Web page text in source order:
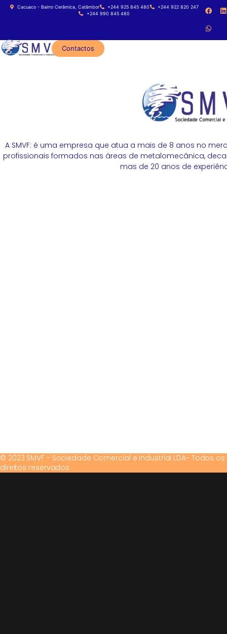
Cacuaco - Bairro Cerâmica, Catâmbor +244 925 845 480
+244 922 820 247
+244 990 845 480
Contactos
A SMVF: é uma empresa que atua a mais de 8 anos no
profissionais formados nas áreas de metalomecânica,
mas de 20 anos de
© 2023 SMVF - Sociedade Comercial e Industrial LDA- Todos os
direitos reservados